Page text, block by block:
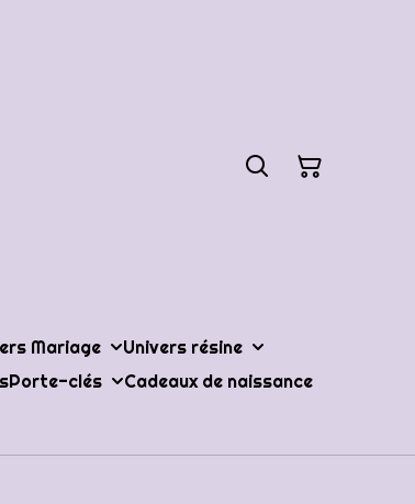
Mariage
Univers résine
Porte-clés
Cadeaux de naissance